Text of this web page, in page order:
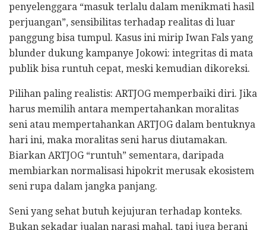
penyelenggara “masuk terlalu dalam menikmati hasil
perjuangan”, sensibilitas terhadap realitas di luar
panggung bisa tumpul. Kasus ini mirip Iwan Fals yang
blunder dukung kampanye Jokowi: integritas di mata
publik bisa runtuh cepat, meski kemudian dikoreksi.
Pilihan paling realistis: ARTJOG memperbaiki diri. Jika
harus memilih antara mempertahankan moralitas
seni atau mempertahankan ARTJOG dalam bentuknya
hari ini, maka moralitas seni harus diutamakan.
Biarkan ARTJOG “runtuh” sementara, daripada
membiarkan normalisasi hipokrit merusak ekosistem
seni rupa dalam jangka panjang.
Seni yang sehat butuh kejujuran terhadap konteks.
Bukan sekadar jualan narasi mahal, tapi juga berani